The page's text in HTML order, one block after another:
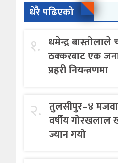
धेरै पढिएको
१. धमेन्द्र
ठक्करबाट एक
प्रहरी नियन्त्रणमा
२. तुलसीपुर–४
वर्षीय गोरखलाल
ज्यान गयो